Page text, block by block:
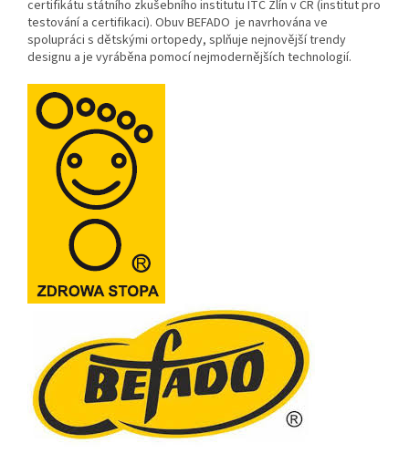
certifikátu státního zkušebního institutu ITC Zlín v ČR (institut pro
testování a certifikaci). Obuv BEFADO je navrhována ve
spolupráci s dětskými ortopedy, splňuje nejnovější trendy
designu a je vyráběna pomocí nejmodernějších technologií.